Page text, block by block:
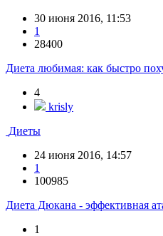
30 июня 2016, 11:53
1
28400
Диета любимая: как быстро
4
krisly
Диеты
24 июня 2016, 14:57
1
100985
Диета Дюкана - эффективная
1